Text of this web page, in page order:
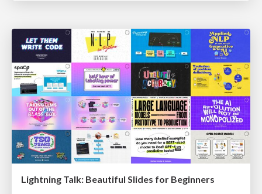
Lightning Talk: Beautiful Slides for Beginners